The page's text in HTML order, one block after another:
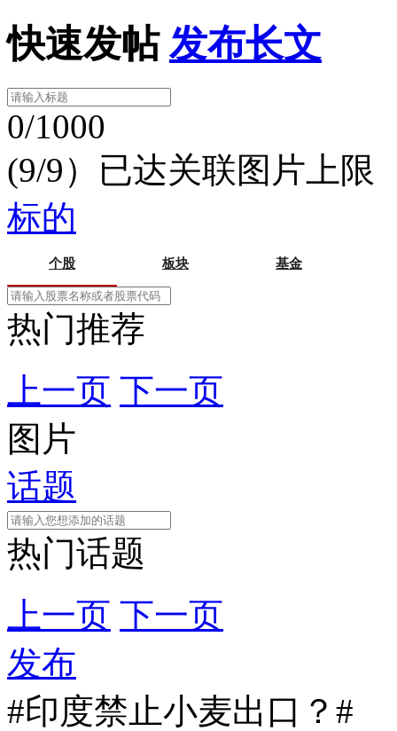
快速发帖 发布长文
0/1000
(9/9）已达关联图片上限
标的
个股 板块 基金
热门推荐
上一页 下一页
图片
话题
热门话题
上一页 下一页
发布
#印度禁止小麦出口？#